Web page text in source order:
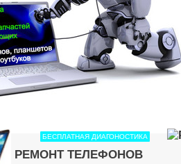
РЕМОНТ ТЕЛЕФОНОВ
БЕСПЛАТНАЯ ДИАГОНОСТИКА